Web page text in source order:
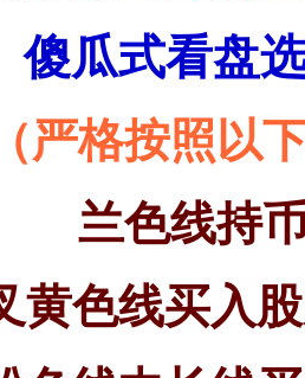
傻瓜式看盘
（严格按照以
兰色线持
黄色线买入